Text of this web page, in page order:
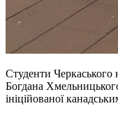
Студенти Черкаського
Богдана
ініційованої